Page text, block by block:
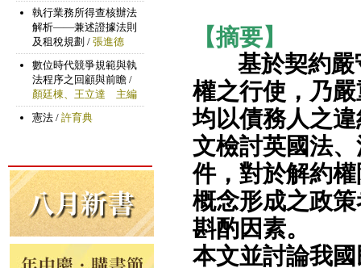
【摘要】
基於契約
權之行使，乃
均以債務人之
文檢討英國法
件，對於解約
概念形成之政
斟酌因素。
本文並討論我